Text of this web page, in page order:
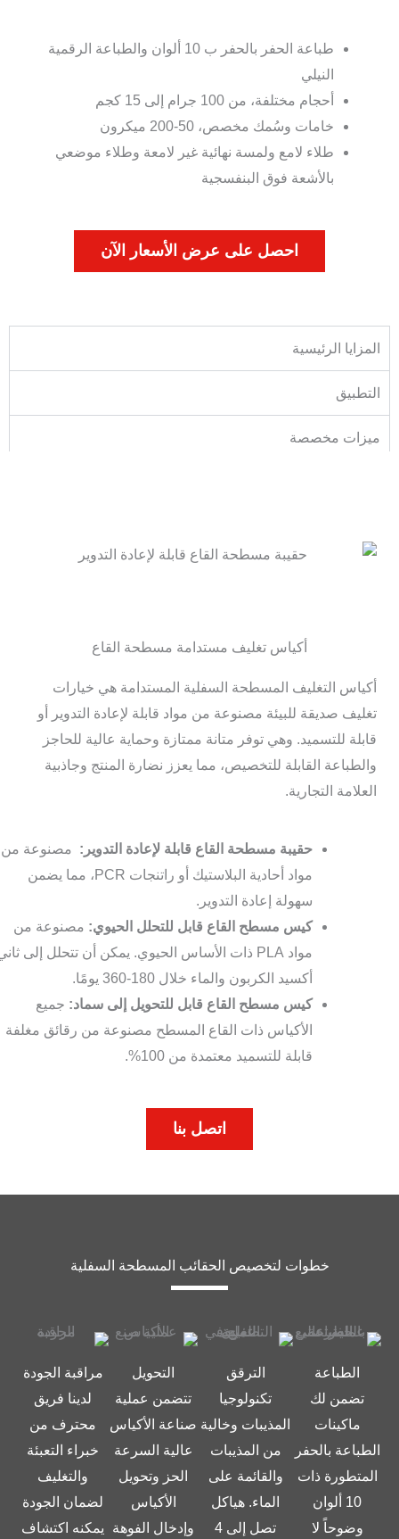
طباعة الحفر بالحفر ب 10 ألوان والطباعة الرقمية
النيلي
أحجام مختلفة، من 100 جرام إلى 15 كجم
خامات وسُمك مخصص، 50-200 ميكرون
طلاء لامع ولمسة نهائية غير لامعة وطلاء موضعي
بالأشعة فوق البنفسجية
احصل على عرض الأسعار الآن
المزايا الرئيسية
التطبيق
ميزات مخصصة
أكياس تغليف مستدامة مسطحة القاع
أكياس التغليف المسطحة السفلية المستدامة هي خيارات
تغليف صديقة للبيئة مصنوعة من مواد قابلة لإعادة التدوير أو
قابلة للتسميد. وهي توفر متانة ممتازة وحماية عالية للحاجز
والطباعة القابلة للتخصيص، مما يعزز نضارة المنتج وجاذبية
العلامة التجارية.
حقيبة مسطحة القاع قابلة لإعادة التدوير: مصنوعة من
مواد أحادية البلاستيك أو راتنجات PCR، مما يضمن
سهولة إعادة التدوير.
كيس مسطح القاع قابل للتحلل الحيوي: مصنوعة من
مواد PLA ذات الأساس الحيوي. يمكن أن تتحلل إلى ثاني
أكسيد الكربون والماء خلال 180-360 يومًا.
كيس مسطح القاع قابل للتحويل إلى سماد: جميع
الأكياس ذات القاع المسطح مصنوعة من رقائق مغلفة
قابلة للتسميد معتمدة من 100%.
اتصل بنا
خطوات لتخصيص الحقائب المسطحة السفلية
الطباعة
تضمن لك
ماكينات
الطباعة بالحفر
المتطورة ذات
10 ألوان
وضوحاً لا
الترقق
تكنولوجيا
المذيبات وخالية
من المذيبات
والقائمة على
الماء. هياكل
تصل إلى 4
التحويل
تتضمن عملية
صناعة الأكياس
عالية السرعة
الحز وتحويل
الأكياس
وإدخال الفوهة
مراقبة الجودة
لدينا فريق
محترف من
خبراء التعبئة
والتغليف
لضمان الجودة
يمكنه اكتشاف